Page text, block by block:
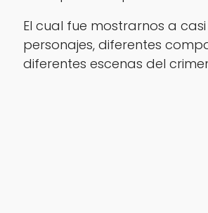
El cual fue mostrarnos a
personajes, diferentes
diferentes escenas del